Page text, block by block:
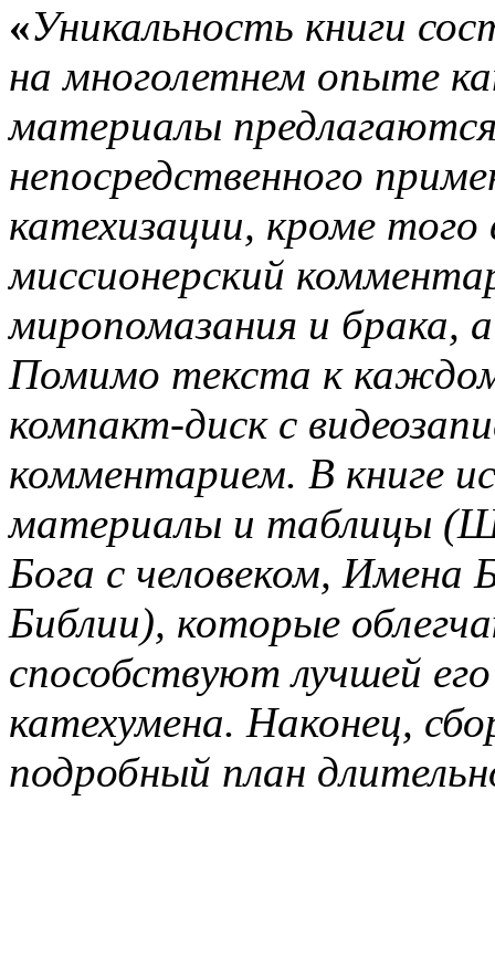
«Уникальность книги
на многолетнем опыте
материалы
непосредственного
катехизации, кроме
миссионерский
миропомазания и брака,
Помимо текста к
компакт-диск с
комментарием. В книге
материалы и таблицы
Бога с человеком, Имена
Библии), которые
способствуют лучшей
катехумена. Наконец,
подробный план